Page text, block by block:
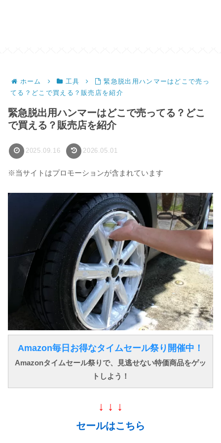
ホーム 工具
緊急脱出用ハンマーはどこで売っ
てる？どこで買える？販売店を紹介
緊急脱出用ハンマーはどこで売ってる？どこ
で買える？販売店を紹介
2025.09.16 2026.05.01
※当サイトはプロモーションが含まれています
Amazon毎日お得なタイムセール祭り開催中！
Amazonタイムセール祭りで、見逃せない特価商品をゲッ
トしよう！
↓ ↓ ↓
セールはこちら